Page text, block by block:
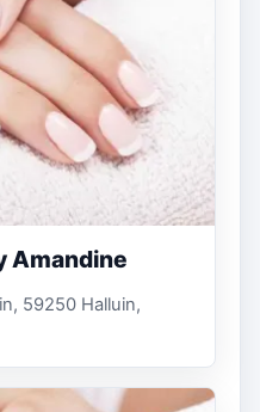
Amandine
59250 Halluin,